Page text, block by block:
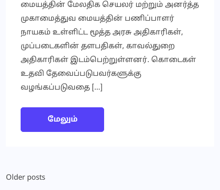
மையத்தின் மேலதிக செயலர் மற்றும் அனர்த்த
முகாமைத்துவ மையத்தின் பணிப்பாளர்
நாயகம் உள்ளிட்ட மூத்த அரசு அதிகாரிகள்,
முப்படைகளின் தளபதிகள், காவல்துறை
அதிகாரிகள் இடம்பெற்றுள்ளனர். கொடைகள்
உதவி தேவைப்படுபவர்களுக்கு
வழங்கப்படுவதை […]
மேலும்
Posts
Older posts